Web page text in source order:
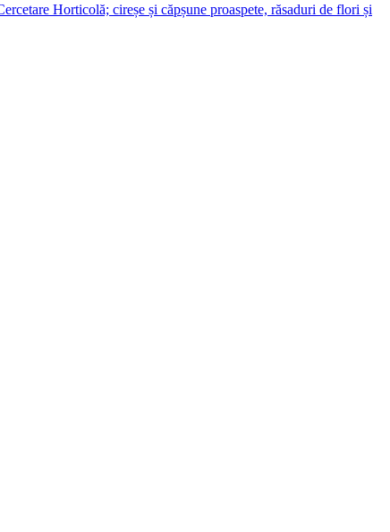
Horticolă; cireșe și căpșune proaspete, răsaduri de flori și